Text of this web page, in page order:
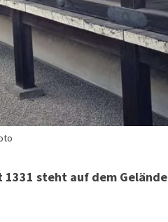
1331 steht auf dem